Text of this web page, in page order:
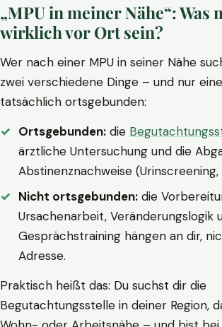
„MPU in meiner Nähe“: Was
wirklich vor Ort sein?
Wer nach einer MPU in seiner Nähe
zwei verschiedene Dinge – und nur
tatsächlich ortsgebunden:
Ortsgebunden: die
ärztliche Untersuchung und die
Abstinenznachweise (Urinscreening,
Nicht ortsgebunden: die
Ursachenarbeit, Veränderungslogik
Gesprächstraining hängen an dir,
Adresse.
Praktisch heißt das: Du suchst dir die
Begutachtungsstelle in deiner Region,